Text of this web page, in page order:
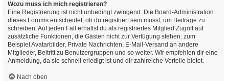
Wozu muss ich mich registrieren?
Eine Registrierung ist nicht unbedingt zwingend. Die Board-Administration
dieses Forums entscheidet, ob du registriert sein musst, um Beiträge zu
schreiben. Auf jeden Fall erhältst du als registriertes Mitglied Zugriff auf
zusätzliche Funktionen, die Gästen nicht zur Verfügung stehen: zum
Beispiel Avatarbilder, Private Nachrichten, E-Mail-Versand an andere
Mitglieder, Beitritt zu Benutzergruppen und so weiter. Wir empfehlen dir eine
Anmeldung, da sie schnell erledigt ist und dir zahlreiche Vorteile bietet.
Nach oben